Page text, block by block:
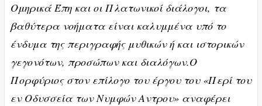
Ομηρικά Έπη και οι Πλατωνικοί διάλογοι, τα
βαθύτερα νοήματα είναι καλυμμένα υπό το
ένδυμα της περιγραφής μυθικών ή και ιστορικών
γεγονότων, προσώπων και διαλόγων.Ο
Πορφύριος στον επίλογο του έργου του «Περί του
εν Οδυσσεία των Νυμφών Αντρου» αναφέρει